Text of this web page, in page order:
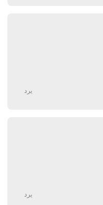
يرد
يرد